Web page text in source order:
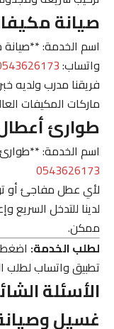
صيانة
اسم الخدمة: **صيانة
واتساب:
فريقنا مدرب ولديه
ماركات المكيفات
طوارئ
اسم الخدمة:
0543626173
لأي عطل مفاجئ أو
لدينا للتدخل
ممكن.
لطلب الخدمة: اضغط
تطبيق واتساب لطلب
غسيل